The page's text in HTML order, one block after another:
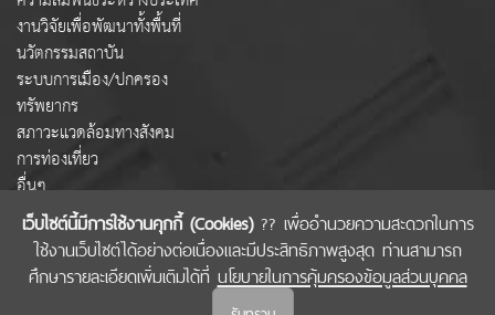
เว็บไซต์นี้มีการใช้งานคุกกี้ (Cookies)?? เพื่ออำนวยความสะดวกในการ
ใช้งานเว็บไซต์ได้อย่างต่อเนื่องและมีประสิทธิภาพสูงสุด ท่านสามารถ
ศึกษารายละเอียดเพิ่มเติมได้ที่ นโยบายในการคุ้มครองข้อมูลส่วนบุคคล
งานวิจัยเพื่อพัฒนาทั้งพื้นที่
นวัตกรรมสถาบัน
ระบบการเมือง/ปกครอง
ทรัพยากร
สภาวะแวดล้อมทางสังคม
การท่องเที่ยว
อื่นๆ
COPYRIGHT © 2022 สำนักงานคณะกรรมการส่งเสริมวิทยาศาสตร์ วิจัยและนวัตกรรม
(สกสว.)